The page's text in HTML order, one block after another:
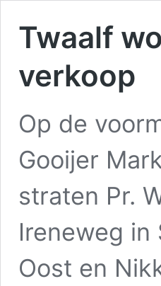
Twaalf
verkoop
Op de
Gooijer
straten Pr.
Ireneweg in
Oost en